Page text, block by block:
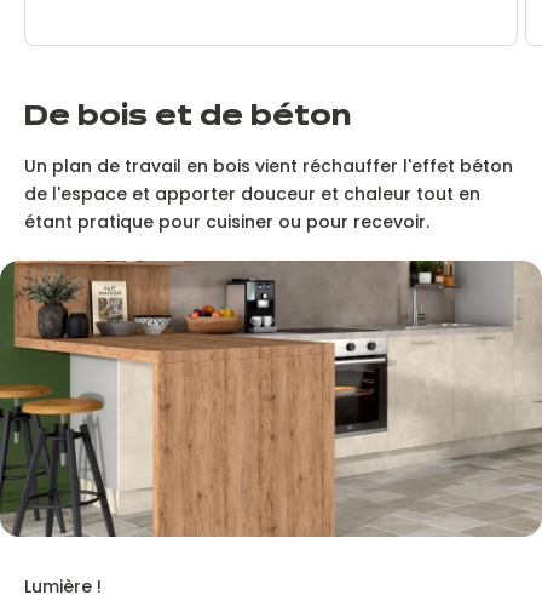
De bois et de béton
Un plan de travail en bois vient réchauffer l'effet béton
de l'espace et apporter douceur et chaleur tout en
étant pratique pour cuisiner ou pour recevoir.
Lumière !